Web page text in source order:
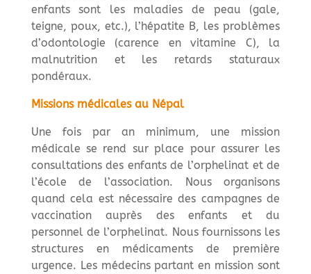
enfants sont les maladies de peau (gale,
teigne, poux, etc.), l’hépatite B, les problèmes
d’odontologie (carence en vitamine C), la
malnutrition et les retards staturaux
pondéraux.
Missions médicales au Népal
Une fois par an minimum, une mission
médicale se rend sur place pour assurer les
consultations des enfants de l’orphelinat et de
l’école de l’association. Nous organisons
quand cela est nécessaire des campagnes de
vaccination auprès des enfants et du
personnel de l’orphelinat. Nous fournissons les
structures en médicaments de première
urgence. Les médecins partant en mission sont